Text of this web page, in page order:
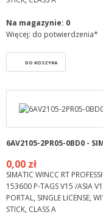
Na magazynie: 0
Więcej: do potwierdzenia*
DO KOSZYKA
6AV2105-2PR05-0BD0 -
0,00 zł
SIMATIC WINCC RT
153600 P-TAGS V15 /ASIA
PORTAL, SINGLE LICENSE,
STICK, CLASS A